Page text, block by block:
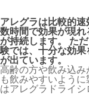
アレグラは比較的
数時間で効果が現
が持続します。 た
験では、十分な効
が出ています。
高齢の方や飲み込
も飲みやすいよう
はアレグラドライシ